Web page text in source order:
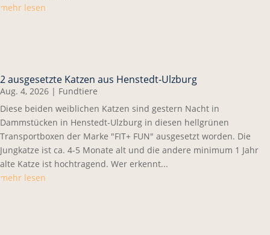
mehr lesen
2 ausgesetzte Katzen aus Henstedt-Ulzburg
Aug. 4, 2026 | Fundtiere
Diese beiden weiblichen Katzen sind gestern Nacht in
Dammstücken in Henstedt-Ulzburg in diesen hellgrünen
Transportboxen der Marke "FIT+ FUN" ausgesetzt worden. Die
Jungkatze ist ca. 4-5 Monate alt und die andere minimum 1 Jahr
alte Katze ist hochtragend. Wer erkennt...
mehr lesen